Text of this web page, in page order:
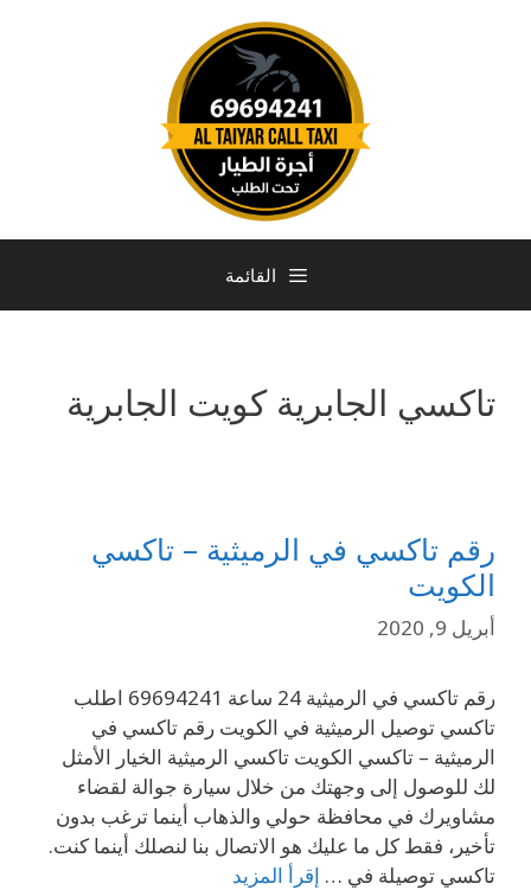
القائمة
تاكسي الجابرية كويت الجابرية
رقم تاكسي في الرميثية – تاكسي
الكويت
أبريل 9, 2020
رقم تاكسي في الرميثية 24 ساعة 69694241 اطلب
تاكسي توصيل الرميثية في الكويت رقم تاكسي في
الرميثية – تاكسي الكويت تاكسي الرميثية الخيار الأمثل
لك للوصول إلى وجهتك من خلال سيارة جوالة لقضاء
مشاويرك في محافظة حولي والذهاب أينما ترغب بدون
تأخير، فقط كل ما عليك هو الاتصال بنا لنصلك أينما كنت.
تاكسي توصيلة في … إقرأ المزيد